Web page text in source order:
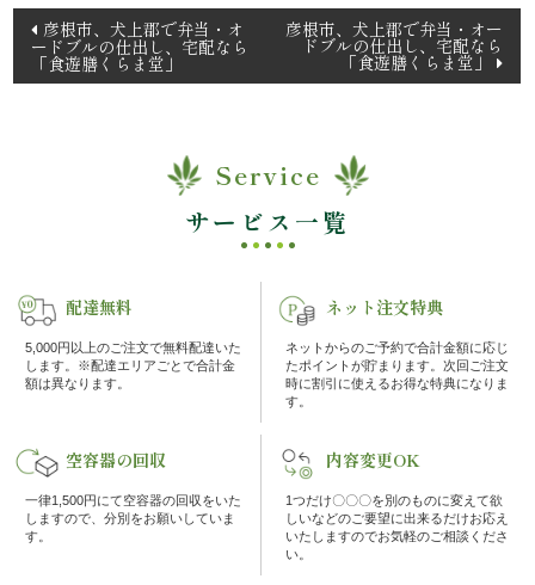
ブ
ル
堂
の
こ
わ
り
投
稿
ナ
ン
彦根市、犬上郡で弁当・オ
ードブルの仕出し、宅配なら
「食遊膳くらま堂」
彦根市、犬上郡で弁当・オー
ドブルの仕出し、宅配なら
「食遊膳くらま堂」
Service
サービス一覧
配達無料
5,000円以上のご注文で無料配達いた
します。※配達エリアごとで合計金
額は異なります。
ネット注文特典
ネットからのご予約で合計金額に応じ
たポイントが貯まります。次回ご注文
時に割引に使えるお得な特典になりま
す。
空容器の回収
一律1,500円にて空容器の回収をいた
しますので、分別をお願いしていま
す。
内容変更OK
1つだけ〇〇〇を別のものに変えて欲
しいなどのご要望に出来るだけお応え
いたしますのでお気軽のご相談くださ
い。